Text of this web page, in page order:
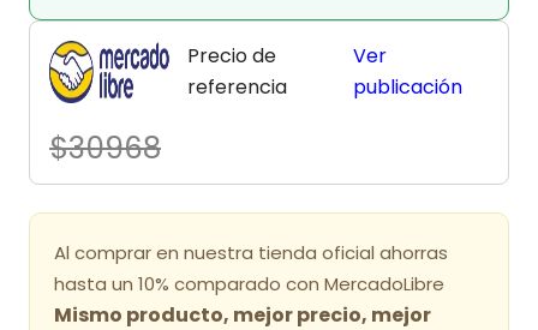
Precio de
referencia
$30968
Ver
publicación
Al comprar en nuestra tienda oficial ahorras
hasta un 10% comparado con MercadoLibre
Mismo producto, mejor precio, mejor